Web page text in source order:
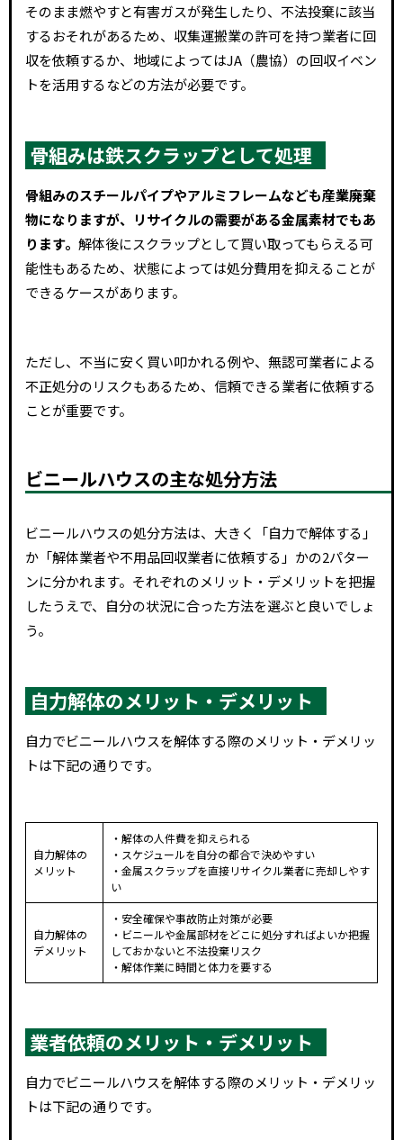
そのまま燃やすと有害ガスが発生したり、不法投棄に該当
するおそれがあるため、収集運搬業の許可を持つ業者に回
収を依頼するか、地域によってはJA（農協）の回収イベン
トを活用するなどの方法が必要です。
骨組みは鉄スクラップとして処理
骨組みのスチールパイプやアルミフレームなども産業廃棄
物になりますが、リサイクルの需要がある金属素材でもあ
ります。 解体後にスクラップとして買い取ってもらえる可
能性もあるため、状態によっては処分費用を抑えることが
できるケースがあります。
ただし、不当に安く買い叩かれる例や、無認可業者による
不正処分のリスクもあるため、信頼できる業者に依頼する
ことが重要です。
ビニールハウスの主な処分方法
ビニールハウスの処分方法は、大きく「自力で解体する」
か「解体業者や不用品回収業者に依頼する」かの2パター
ンに分かれます。それぞれのメリット・デメリットを把握
したうえで、自分の状況に合った方法を選ぶと良いでしょ
う。
自力解体のメリット・デメリット
自力でビニールハウスを解体する際のメリット・デメリッ
トは下記の通りです。
自力解体の
メリット
・解体の人件費を抑えられる
・スケジュールを自分の都合で決めやすい
・金属スクラップを直接リサイクル業者に売却しやす
い
自力解体の
デメリット
・安全確保や事故防止対策が必要
・ビニールや金属部材をどこに処分すればよいか把握
しておかないと不法投棄リスク
・解体作業に時間と体力を要する
業者依頼のメリット・デメリット
自力でビニールハウスを解体する際のメリット・デメリッ
トは下記の通りです。